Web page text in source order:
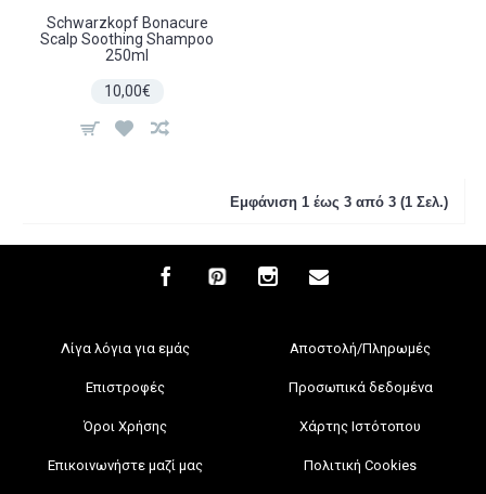
Schwarzkopf Bonacure
Scalp Soothing Shampoo
250ml
10,00€
Εμφάνιση 1 έως 3 από 3 (1 Σελ.)
Λίγα λόγια για εμάς Αποστολή/Πληρωμές
Επιστροφές Προσωπικά δεδομένα
Όροι Χρήσης Χάρτης Ιστότοπου
Επικοινωνήστε μαζί μας Πολιτική Cookies